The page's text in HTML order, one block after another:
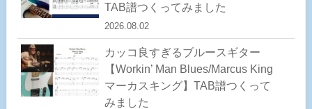
TAB譜つくってみました
2026.08.02
カッコ良すぎるブルースギター
【Workin’ Man Blues/Marcus King
マーカスキング】TAB譜つくって
みました